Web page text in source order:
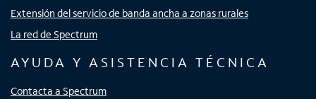
Extensión del servicio de banda ancha a zonas rurales
La red de Spectrum
AYUDA Y ASISTENCIA TÉCNICA
Contacta a Spectrum